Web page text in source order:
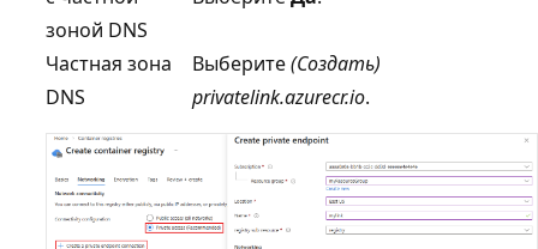
зоной DNS
Частная зона
DNS
Выберите(Создать)
privatelink.azurecr.io.